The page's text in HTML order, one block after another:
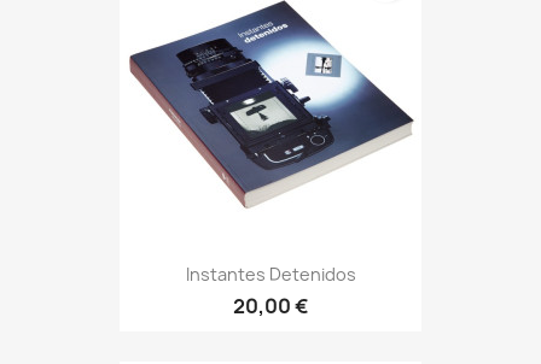
Instantes Detenidos
20,00 €